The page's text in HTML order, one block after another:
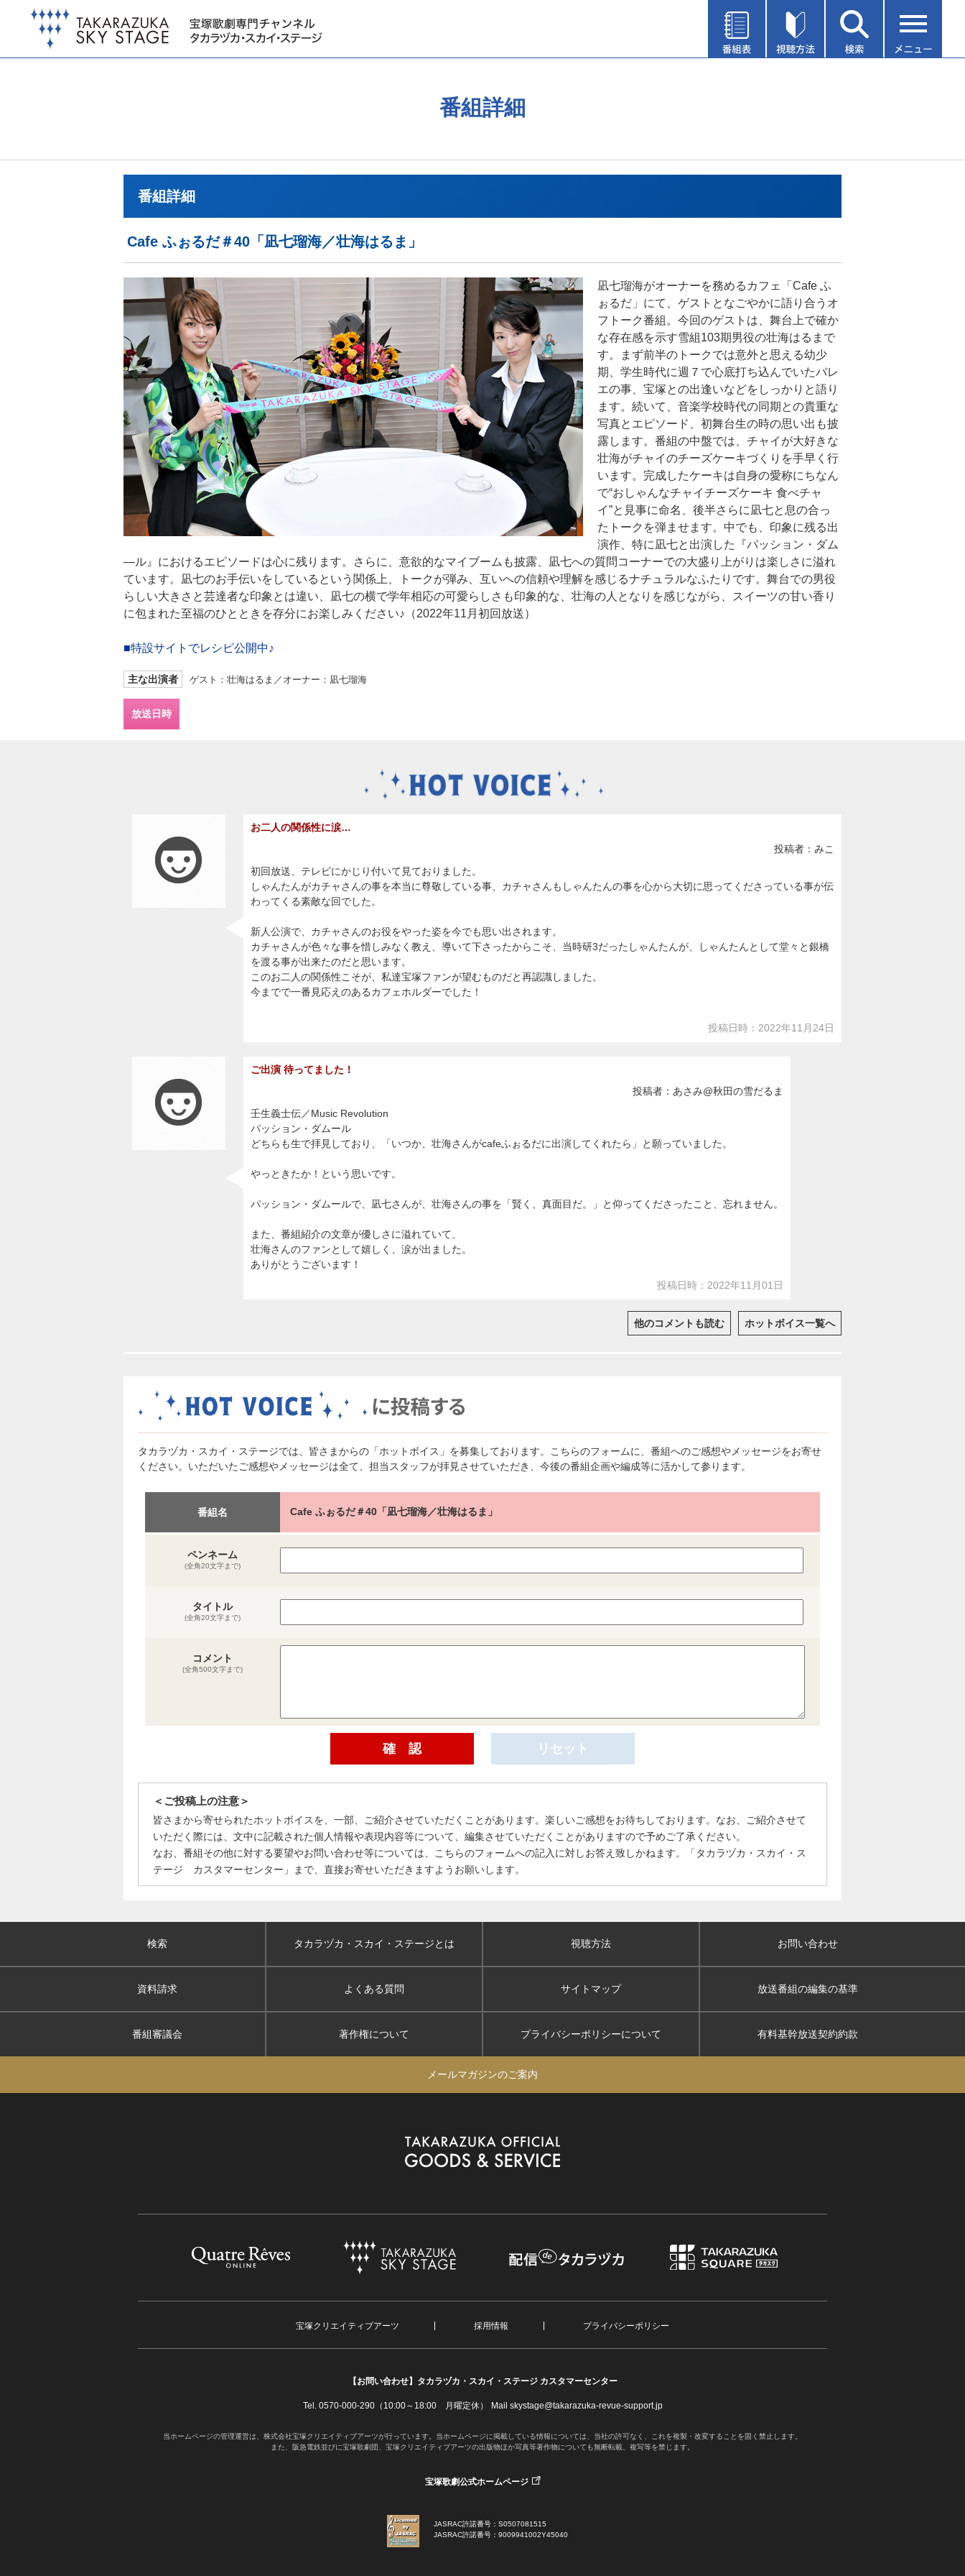
番組詳細
番組詳細
Cafe ふぉるだ＃40「凪七瑠海／壮海はるま」
凪七瑠海がオーナーを務めるカフェ「Cafe ふ
ぉるだ」にて、ゲストとなごやかに語り合うオ
フトーク番組。今回のゲストは、舞台上で確か
な存在感を示す雪組103期男役の壮海はるまで
す。まず前半のトークでは意外と思える幼少
期、学生時代に週７で心底打ち込んでいたバレ
エの事、宝塚との出逢いなどをしっかりと語り
ます。続いて、音楽学校時代の同期との貴重な
写真とエピソード、初舞台生の時の思い出も披
露します。番組の中盤では、チャイが大好きな
壮海がチャイのチーズケーキづくりを手早く行
います。完成したケーキは自身の愛称にちなん
で“おしゃんなチャイチーズケーキ 食べチャ
イ”と見事に命名、後半さらに凪七と息の合っ
たトークを弾ませます。中でも、印象に残る出
演作、特に凪七と出演した『パッション・ダム
―ル』におけるエピソードは心に残ります。さらに、意欲的なマイブームも披露、凪七への質問コーナーでの大盛り上がりは楽しさに溢れ
ています。凪七のお手伝いをしているという関係上、トークが弾み、互いへの信頼や理解を感じるナチュラルなふたりです。舞台での男役
らしい大きさと芸達者な印象とは違い、凪七の横で学年相応の可愛らしさも印象的な、壮海の人となりを感じながら、スイーツの甘い香り
に包まれた至福のひとときを存分にお楽しみください♪（2022年11月初回放送）
■特設サイトでレシピ公開中♪
主な出演者 ゲスト：壮海はるま／オーナー：凪七瑠海
放送日時
お二人の関係性に涙…
投稿者：みこ
初回放送、テレビにかじり付いて見ておりました。
しゃんたんがカチャさんの事を本当に尊敬している事、カチャさんもしゃんたんの事を心から大切に思ってくださっている事が伝
わってくる素敵な回でした。
新人公演で、カチャさんのお役をやった姿を今でも思い出されます。
カチャさんが色々な事を惜しみなく教え、導いて下さったからこそ、当時研3だったしゃんたんが、しゃんたんとして堂々と銀橋
を渡る事が出来たのだと思います。
このお二人の関係性こそが、私達宝塚ファンが望むものだと再認識しました。
今までで一番見応えのあるカフェホルダーでした！
投稿日時：2022年11月24日
ご出演 待ってました！
投稿者：あさみ@秋田の雪だるま
壬生義士伝／Music Revolution
パッション・ダムール
どちらも生で拝見しており、「いつか、壮海さんがcafeふぉるだに出演してくれたら」と願っていました。
やっときたか！という思いです。
パッション・ダムールで、凪七さんが、壮海さんの事を「賢く、真面目だ。」と仰ってくださったこと、忘れません。
また、番組紹介の文章が優しさに溢れていて、
壮海さんのファンとして嬉しく、涙が出ました。
ありがとうございます！
投稿日時：2022年11月01日
他のコメントも読む ホットボイス一覧へ
タカラヅカ・スカイ・ステージでは、皆さまからの「ホットボイス」を募集しております。こちらのフォームに、番組へのご感想やメッセージをお寄せ
ください。いただいたご感想やメッセージは全て、担当スタッフが拝見させていただき、今後の番組企画や編成等に活かして参ります。
番組名 Cafe ふぉるだ＃40「凪七瑠海／壮海はるま」
ペンネーム
(全角20文字まで)
タイトル
(全角20文字まで)
コメント
(全角500文字まで)
＜ご投稿上の注意＞
皆さまから寄せられたホットボイスを、一部、ご紹介させていただくことがあります。楽しいご感想をお待ちしております。なお、ご紹介させて
いただく際には、文中に記載された個人情報や表現内容等について、編集させていただくことがありますので予めご了承ください。
なお、番組その他に対する要望やお問い合わせ等については、こちらのフォームへの記入に対しお答え致しかねます。「タカラヅカ・スカイ・ス
テージ カスタマーセンター」まで、直接お寄せいただきますようお願いします。
検索 タカラヅカ・スカイ ・ステージとは 視聴方法 お問い合わせ
資料請求 よくある質問 サイトマップ 放送番組の編集の基準
番組審議会 著作権について プライバシーポリシーについて 有料基幹放送契約約款
メールマガジンのご案内
宝塚クリエイティブアーツ 採用情報 プライバシーポリシー
【お問い合わせ】 タカラヅカ・スカイ・ステージ カスタマーセンター
Tel. 0570-000-290（10:00～18:00 月曜定休） Mail skystage@takarazuka-revue-support.jp
当ホームページの管理運営は、株式会社宝塚クリエイティブアーツが行っています。当ホームページに掲載している情報については、当社の許可なく、これを複製・改変することを固く禁止します。
また、阪急電鉄並びに宝塚歌劇団、宝塚クリエイティブアーツの出版物ほか写真等著作物についても無断転載、複写等を禁じます。
宝塚歌劇公式ホームページ
JASRAC許諾番号：S0507081515
JASRAC許諾番号：9009941002Y45040